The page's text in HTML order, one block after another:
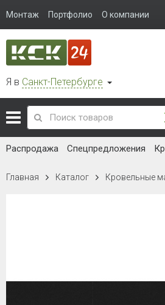
Монтаж Портфолио О компании
Я в Санкт-Петербурге
Распродажа Спецпредложения
Главная Каталог Кровельные